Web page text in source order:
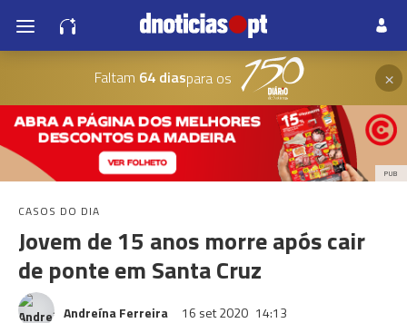
Faltam 64 diaspara os ×
PUB
CASOS DO DIA
Jovem de 15 anos morre após cair
de ponte em Santa Cruz
Andreína Ferreira 16 set 2020 14:13